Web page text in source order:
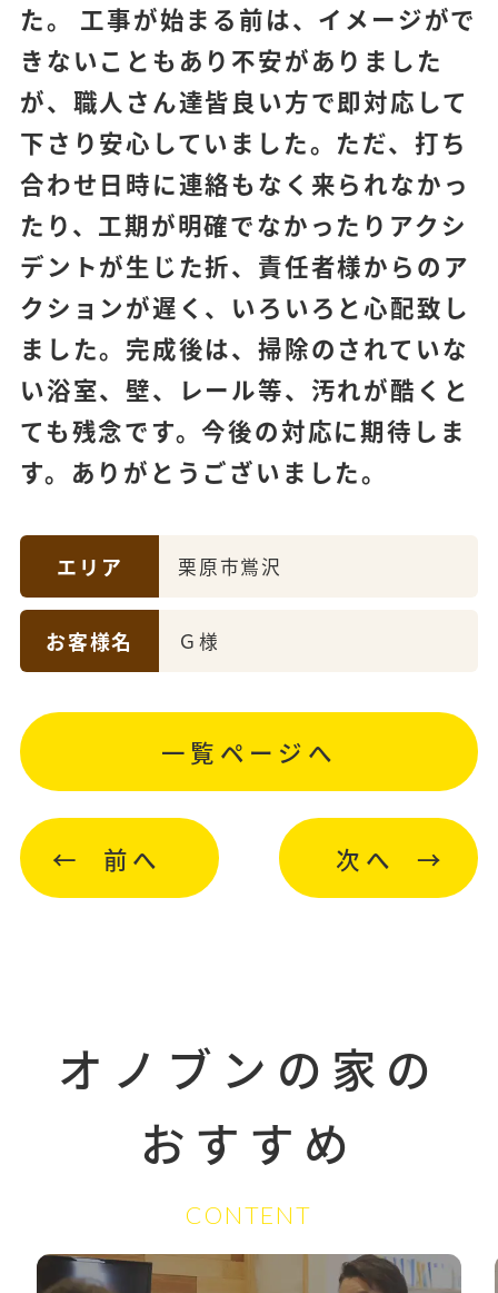
た。 工事が始まる前は、イメージがで
きないこともあり不安がありました
が、職人さん達皆良い方で即対応して
下さり安心していました。ただ、打ち
合わせ日時に連絡もなく来られなかっ
たり、工期が明確でなかったりアクシ
デントが生じた折、責任者様からのア
クションが遅く、いろいろと心配致し
ました。完成後は、掃除のされていな
い浴室、壁、レール等、汚れが酷くと
ても残念です。今後の対応に期待しま
す。ありがとうございました。
エリア 栗原市鴬沢
お客様名 Ｇ様
前へ
一覧ページへ
次へ
オノブンの家の
おすすめ
CONTENT